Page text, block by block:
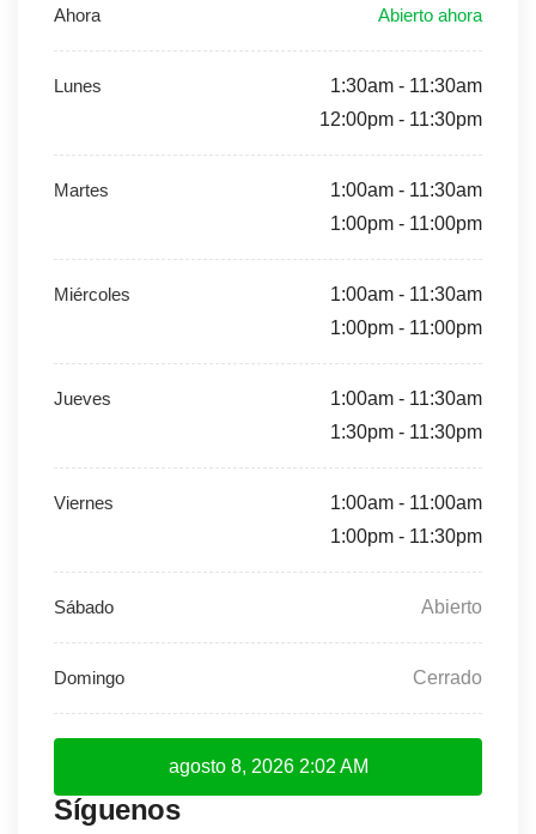
1:30am - 11:30am
12:00pm - 11:30pm
1:00am - 11:30am
1:00pm - 11:00pm
1:00am - 11:30am
1:00pm - 11:00pm
1:00am - 11:30am
1:30pm - 11:30pm
1:00am - 11:00am
1:00pm - 11:30pm
Abierto
Cerrado
agosto 8, 2026 2:02 AM
Síguenos